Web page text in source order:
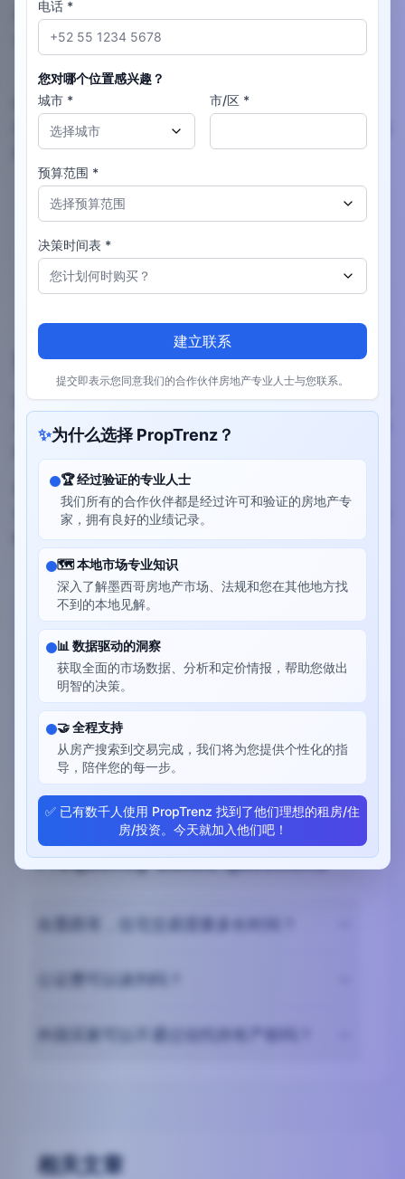
严肃的投资者会组织一个尽职调查文件，其中包含地籍证
书、无留置权证书、业主协会合规信和物业税支付证明
由于许多卖方依赖纸质档案，公证处可能需要 1–2 周的时
间从公共登记处检索认证副本。将此时间表纳入您的交易预
期。
在 90 天内签发的地籍证书（certificado catastral）。
涵盖当前年度的物业税收据。
业主协会证明显示没有未支付费用。
资金流动和托管选项
墨西哥不要求托管，许多交易在签署当天依赖于直接转账给
卖方或公证人信托账户。跨境投资者通常与美国的托管提供
使用托管时，公证人必须在记录契约之前收到资金释放信。
汇率波动意味着大多数买家提前几天交付比索，以避免最后
时刻的复杂情况。
想投资墨西哥房地产吗？
与经过验证的房地产专业人士联系，他们可以在
每一步为您提供帮助。
上个月有47位投资者建立了联系🤝
获得专家帮助
Frequently asked questions
相关文章
电话 *
您对哪个位置感兴趣？
城市 *
选择城市
市/区 *
预算范围 *
选择预算范围
决策时间表 *
您计划何时购买？
建立联系
提交即表示您同意我们的合作伙伴房地产专业人士与您联系。
✨为什么选择 PropTrenz？
🏆经过验证的专业人士
我们所有的合作伙伴都是经过许可和验证的房地产专
家，拥有良好的业绩记录。
🗺️本地市场专业知识
深入了解墨西哥房地产市场、法规和您在其他地方找
不到的本地见解。
📊 数据驱动的洞察
获取全面的市场数据、分析和定价情报，帮助您做出
明智的决策。
🤝全程支持
从房产搜索到交易完成，我们将为您提供个性化的指
导，陪伴您的每一步。
✅ 已有数千人使用 PropTrenz 找到了他们理想的租房/住
房/投资。今天就加入他们吧！